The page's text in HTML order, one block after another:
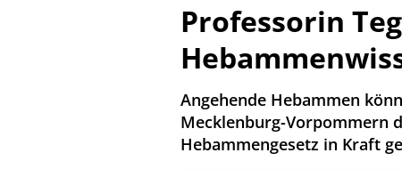
Professorin
Angehende Hebammen
Mecklenburg-Vorpommern
Hebammengesetz in Kraft